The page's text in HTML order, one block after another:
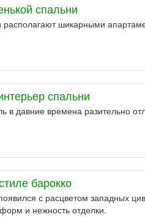
спальни
шикарными
спальни
в давние времена разительно
барокко
с расцветом западных
и нежность отделки.